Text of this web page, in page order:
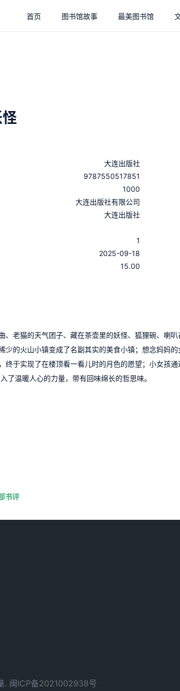
首页 图书馆故事 最美图书馆
大连出版社
9787550517851
1000
大连出版社有限公司
大连出版社
1
2025-09-18
15.00
老猫的天气团子、藏在茶壶里的妖怪、狐狸碗、喇叭
的火山小镇变成了名副其实的美食小镇；想念妈妈的
于实现了在楼顶看一看儿时的月色的愿望；小女孩通
了温暖人心的力量，带有回味绵长的哲思味。
书评
. 闽ICP备2021002938号